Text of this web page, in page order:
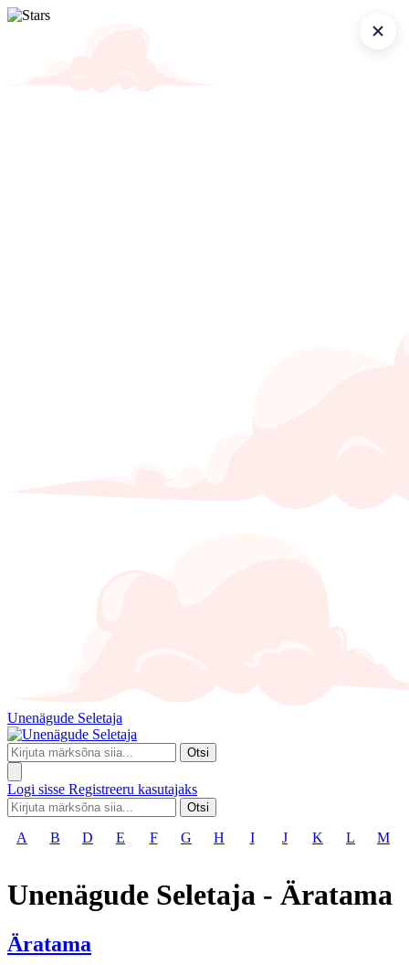
Unenägude Seletaja
Otsi
Logi sisse Registreeru kasutajaks
Otsi
A B D E F G H I J K L M
Unenägude Seletaja - Äratama
Äratama